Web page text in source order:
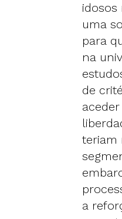
idosos
uma
para
na
de
teriam
a